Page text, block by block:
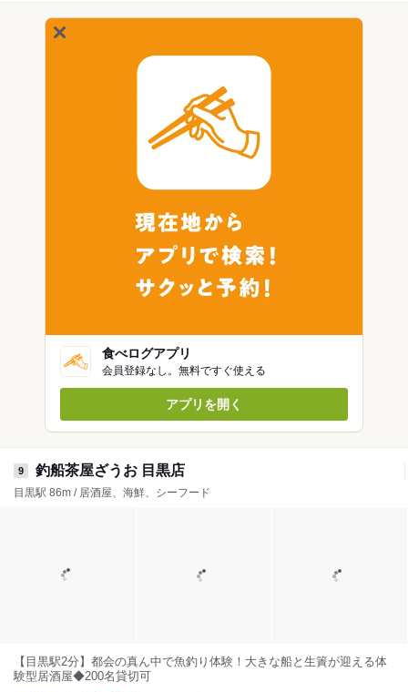
食べログアプリ
会員登録なし。無料ですぐ使える
アプリを開く
9 釣船茶屋ざうお 目黒店
目黒駅 86m / 居酒屋、海鮮、シーフード
【目黒駅2分】都会の真ん中で魚釣り体験！大きな船と生簀が迎える体
験型居酒屋◆200名貸切可